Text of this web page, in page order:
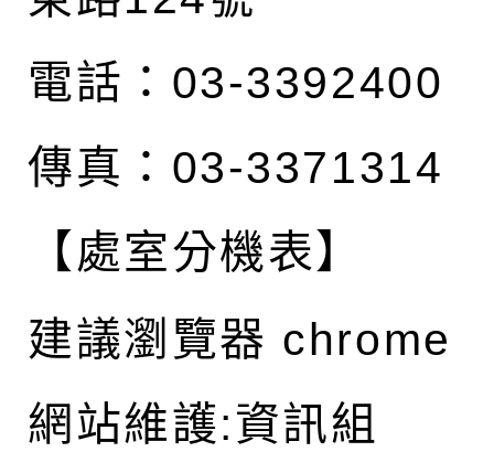
電話：03-3392400
傳真：03-3371314
【處室分機表】
建議瀏覽器 chrome
網站維護:資訊組